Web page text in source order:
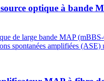
optique à bande
de large bande MAP
spontanées amplifiées (ASE)